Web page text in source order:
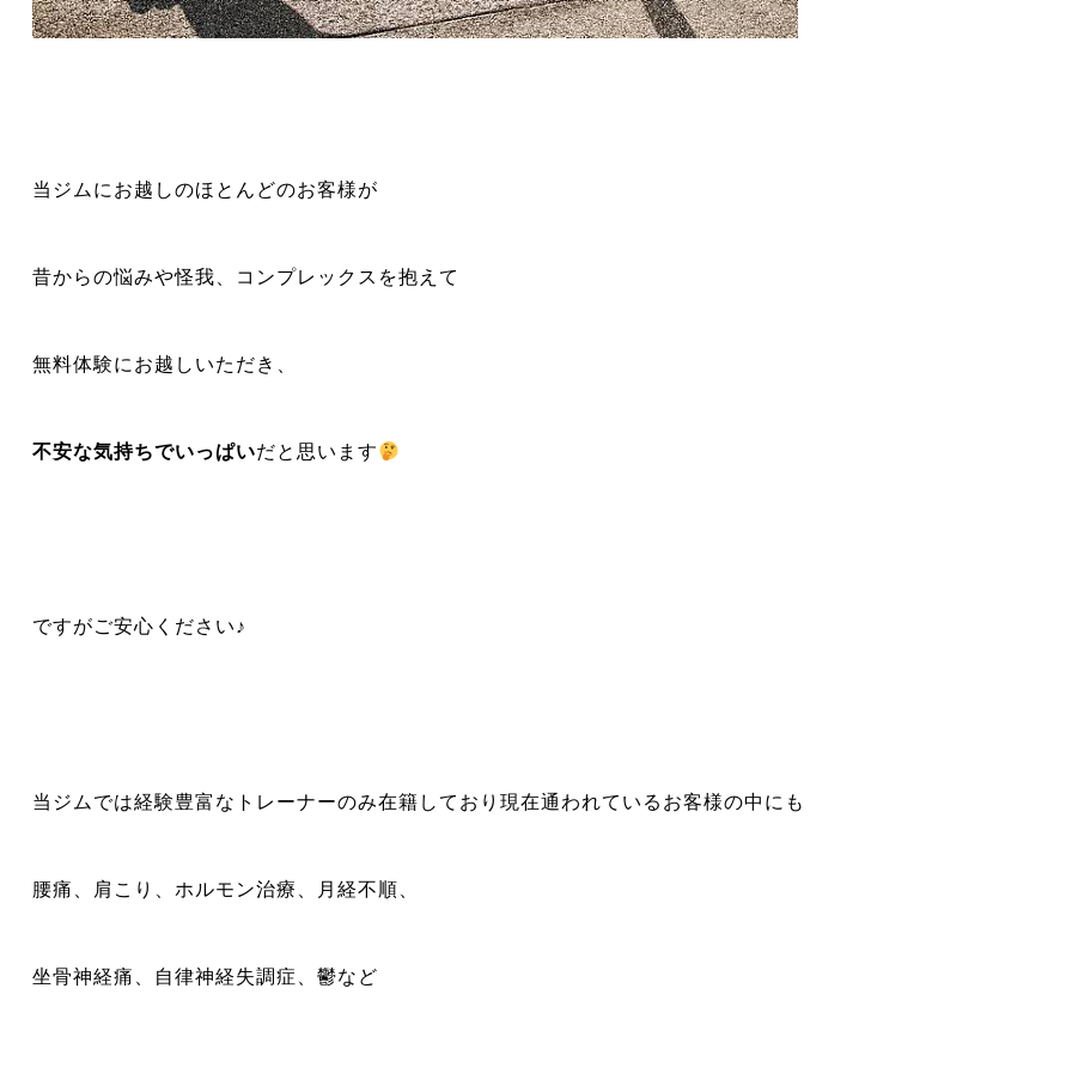
当ジムにお越しのほとんどのお客様が
昔からの悩みや怪我、コンプレックスを抱えて
無料体験にお越しいただき、
不安な気持ちでいっぱいだと思います
ですがご安心ください♪
当ジムでは経験豊富なトレーナーのみ在籍しており現在通われているお客様の中にも
腰痛、肩こり、ホルモン治療、月経不順、
坐骨神経痛、自律神経失調症、鬱など